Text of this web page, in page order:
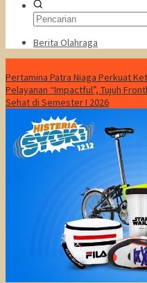
Berita Olahraga
Pertamina Patra Niaga Perkuat
Pelayanan “Impactful”, Tujuh
Sehat di Semester I 2026